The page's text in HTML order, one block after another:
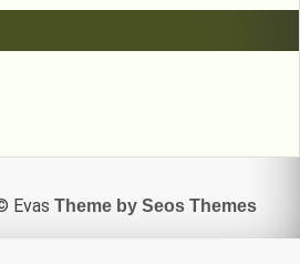
Evas Theme by Seos Themes